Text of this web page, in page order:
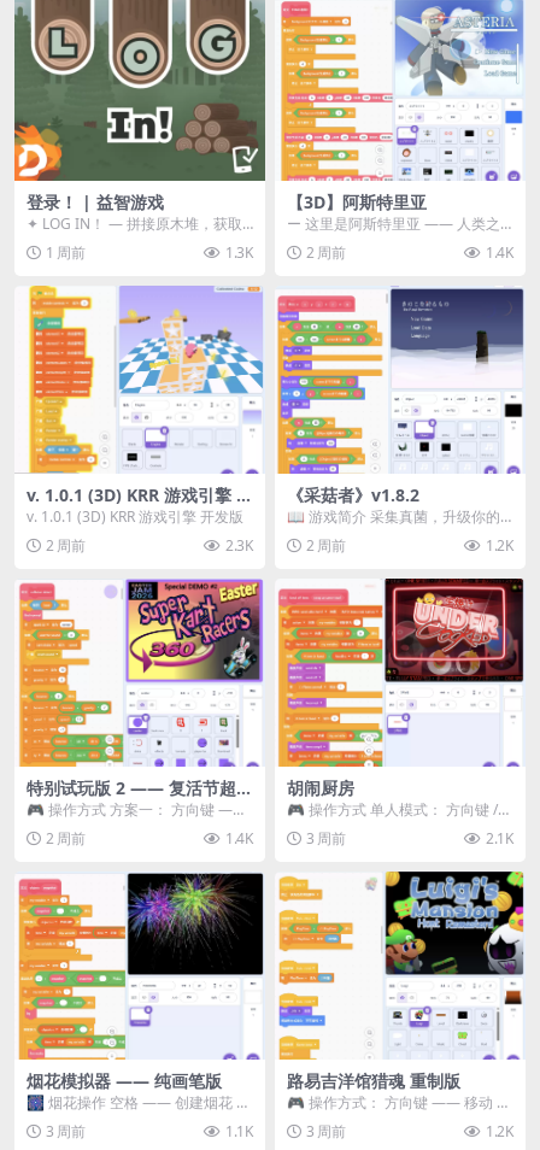
登录！ | 益智游戏
✦ LOG IN！ — 拼接原木堆，获取
分数！ ᑕ☲◎ ᑕ☲◎ ᑕ☲◎ ᑕ☲◎ ...
1 周前 1.3K
【3D】阿斯特里亚
ー 这里是阿斯特里亚 —— 人类之
罪与未来希望交汇之地 📖 游戏简
介 《阿斯特里...
2 周前 1.4K
v. 1.0.1 (3D) KRR 游戏引擎 开
发版
v. 1.0.1 (3D) KRR 游戏引擎 开发版
2 周前
2.3K
《采菇者》v1.8.2
📖 游戏简介 采集真菌，升级你的
机体，并前往未知领域探索。 这是
一款静谧的探索冒...
2 周前 1.2K
特别试玩版 2 —— 复活节超级
卡丁车赛
🎮 操作方式 方案一： 方向键 ——
移动 Z —— 跳跃 / 漂移 方案二： ...
2 周前 1.4K
胡闹厨房
🎮 操作方式 单人模式： 方向键 /
WASD —— 移动 Z / K —— 抓...
3 周前 2.1K
烟花模拟器 —— 纯画笔版
🎆 烟花操作 空格 —— 创建烟花 1
~ 3 —— 切换烟花类型 普通烟花
嘶...3 周前 1.1K
路易吉洋馆猎魂 重制版
🎮 操作方式： 方向键 —— 移动 &
跳跃 空格 —— 打开宝箱 将你...
3 周前 1.2K